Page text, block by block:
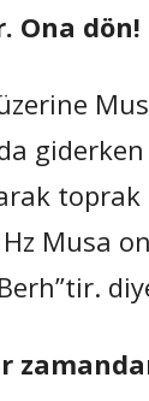
Ona dön!
giderken
toprak
Musa